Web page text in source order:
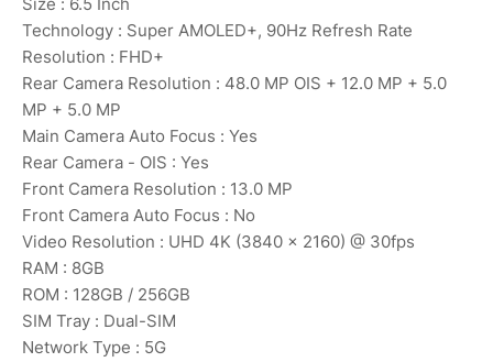
Technology : Super AMOLED+, 90Hz Refresh Rate
Resolution : FHD+
Rear Camera Resolution : 48.0 MP OIS + 12.0 MP + 5.0
MP + 5.0 MP
Main Camera Auto Focus : Yes
Rear Camera - OIS : Yes
Front Camera Resolution : 13.0 MP
Front Camera Auto Focus : No
Video Resolution : UHD 4K (3840 x 2160) @ 30fps
RAM : 8GB
ROM : 128GB / 256GB
SIM Tray : Dual-SIM
Network Type : 5G